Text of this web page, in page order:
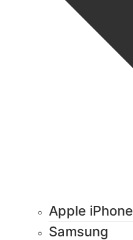
Apple iPhone
Samsung